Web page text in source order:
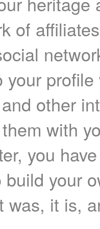
of
your
other
with
you
build your
was, it is,